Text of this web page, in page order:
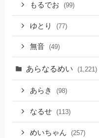
もるでお (99)
ゆとり (77)
無音 (49)
あらなるめい (1,221)
あらき (98)
なるせ (113)
めいちゃん (257)